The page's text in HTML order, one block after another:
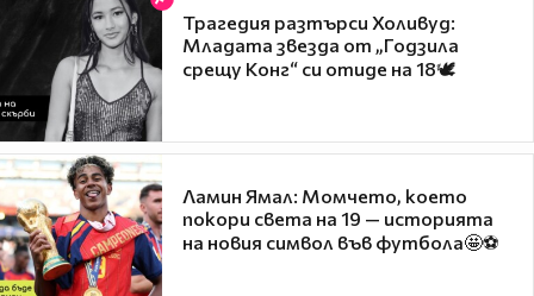
Трагедия разтърси Холивуд:
Младата звезда от „Годзила
срещу Конг“ си отиде на 18🕊️
Ламин Ямал: Момчето, което
покори света на 19 — историята
на новия символ във футбола🤩⚽